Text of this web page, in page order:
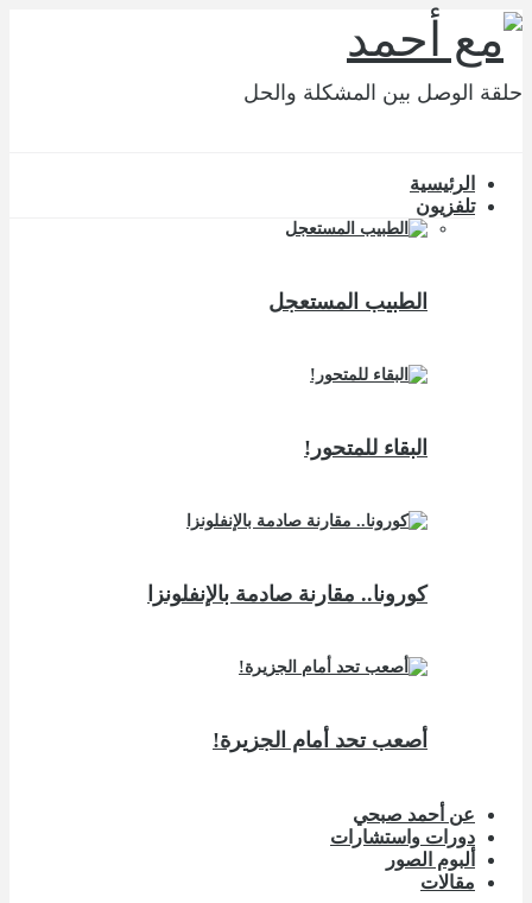
حلقة الوصل بين المشكلة والحل
الرئيسية
تلفزيون
الطبيب المستعجل
البقاء للمتحور!
كورونا.. مقارنة صادمة بالإنفلونزا
أصعب تحد أمام الجزيرة!
عن أحمد صبحي
دورات واستشارات
ألبوم الصور
مقالات